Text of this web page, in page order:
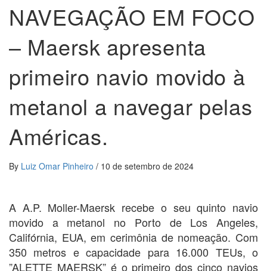
NAVEGAÇÃO EM FOCO
– Maersk apresenta
primeiro navio movido à
metanol a navegar pelas
Américas.
By Luiz Omar Pinheiro / 10 de setembro de 2024
A A.P. Moller-Maersk recebe o seu quinto navio
movido a metanol no Porto de Los Angeles,
Califórnia, EUA, em cerimônia de nomeação. Com
350 metros e capacidade para 16.000 TEUs, o
”ALETTE MAERSK” é o primeiro dos cinco navios